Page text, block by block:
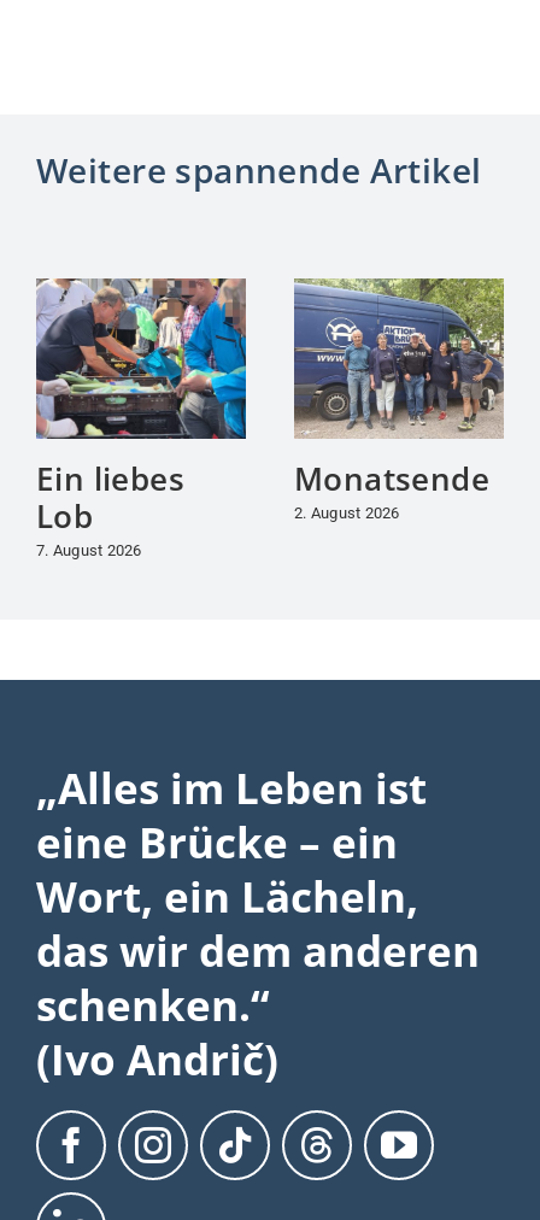
Weitere spannende Artikel
Ein liebes
Lob
7. August 2026
Monatsende
2. August 2026
„Alles im Leben ist
eine Brücke – ein
Wort, ein Lächeln,
das wir dem anderen
schenken.“
(Ivo Andrič)